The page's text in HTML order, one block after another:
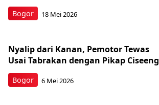
Bogor 18 Mei 2026
Bogor
Nyalip dari Kanan, Pemotor Tewas
Usai Tabrakan dengan Pikap Ciseeng
6 Mei 2026